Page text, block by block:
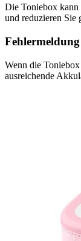
Die Toniebox kann
und reduzieren Sie
Wenn die
ausreichende